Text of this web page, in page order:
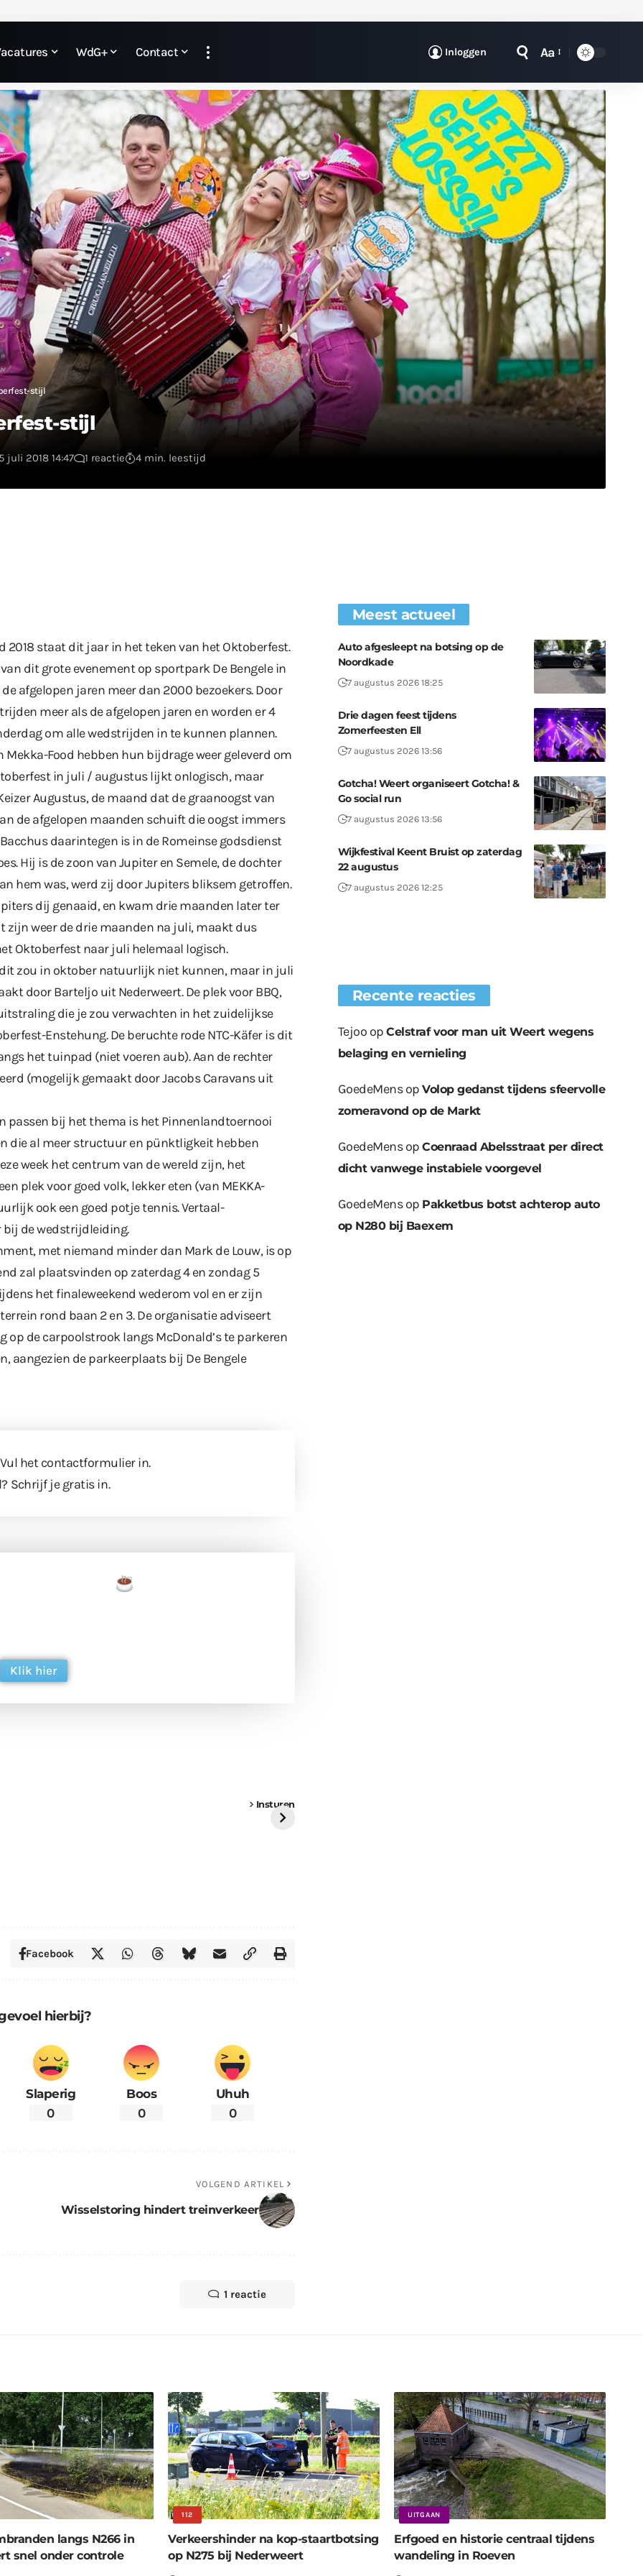
WdG+ Contact Inloggen Aa
stijl
stijl
juli 2018 14:47 1 reactie 4 min. leestijd
2018 staat dit jaar in het teken van het Oktoberfest.
dit grote evenement op sportpark De Bengele in
afgelopen jaren meer dan 2000 bezoekers. Door
meer als de afgelopen jaren en worden er 4
om alle wedstrijden in te kunnen plannen.
Mekka-Food hebben hun bijdrage weer geleverd om
in juli / augustus lijkt onlogisch, maar
Augustus, de maand dat de graanoogst van
de afgelopen maanden schuift die oogst immers
daarintegen is in de Romeinse godsdienst
Hij is de zoon van Jupiter en Semele, de dochter
hem was, werd zij door Jupiters bliksem getroffen.
dij genaaid, en kwam drie maanden later ter
zijn weer de drie maanden na juli, maakt dus
Oktoberfest naar juli helemaal logisch.
zou in oktober natuurlijk niet kunnen, maar in juli
door Barteljo uit Nederweert. De plek voor BBQ,
die je zou verwachten in het zuidelijkse
Enstehung. De beruchte rode NTC-Käfer is dit
het tuinpad (niet voeren aub). Aan de rechter
(mogelijk gemaakt door Jacobs Caravans uit
passen bij het thema is het Pinnenlandtoernooi
die al meer structuur en pünktligkeit hebben
week het centrum van de wereld zijn, het
plek voor goed volk, lekker eten (van MEKKA-
ook een goed potje tennis. Vertaal-
bij de wedstrijdleiding.
met niemand minder dan Mark de Louw, is op
zal plaatsvinden op zaterdag 4 en zondag 5
het finaleweekend wederom vol en er zijn
rond baan 2 en 3. De organisatie adviseert
de carpoolstrook langs McDonald’s te parkeren
aangezien de parkeerplaats bij De Bengele
het contactformulierin.
Schrijf je gratis in.
Klik hier
Insturen
Facebook
hierbij?
Slaperig
0
Boos
0
Uhuh
0
VOLGEND ARTIKEL
Wisselstoring hindert treinverkeer
1 reactie
Meest actueel
Auto afgesleept na botsing op de
Noordkade
7 augustus 2026 18:25
Drie dagen feest tijdens
Zomerfeesten Ell
7 augustus 2026 13:56
Gotcha! Weert organiseert Gotcha! &
Go social run
7 augustus 2026 13:56
Wijkfestival Keent Bruist op zaterdag
22 augustus
7 augustus 2026 12:25
Recente reacties
Tejoo opCelstraf voor man uit Weert wegens
belaging en vernieling
GoedeMensopVolop gedanst tijdens sfeervolle
zomeravond op de Markt
GoedeMensopCoenraad Abelsstraat per direct
dicht vanwege instabiele voorgevel
GoedeMensop Pakketbus botst achterop auto
op N280 bij Baexem
langs N266 in
snel onder controle
112
Verkeershinder na kop-staartbotsing
op N275 bij Nederweert
UITGAAN
Erfgoed en historie centraal tijdens
wandeling in Roeven